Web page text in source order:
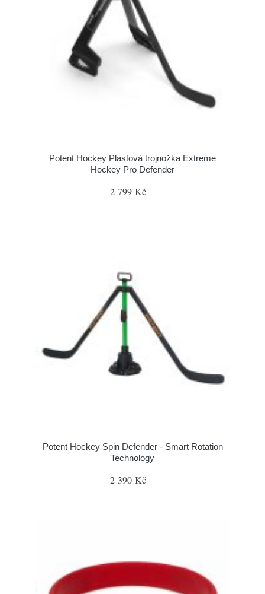
Potent Hockey Plastová trojnožka Extreme
Hockey Pro Defender
2 799 Kč
Potent Hockey Spin Defender - Smart Rotation
Technology
2 390 Kč